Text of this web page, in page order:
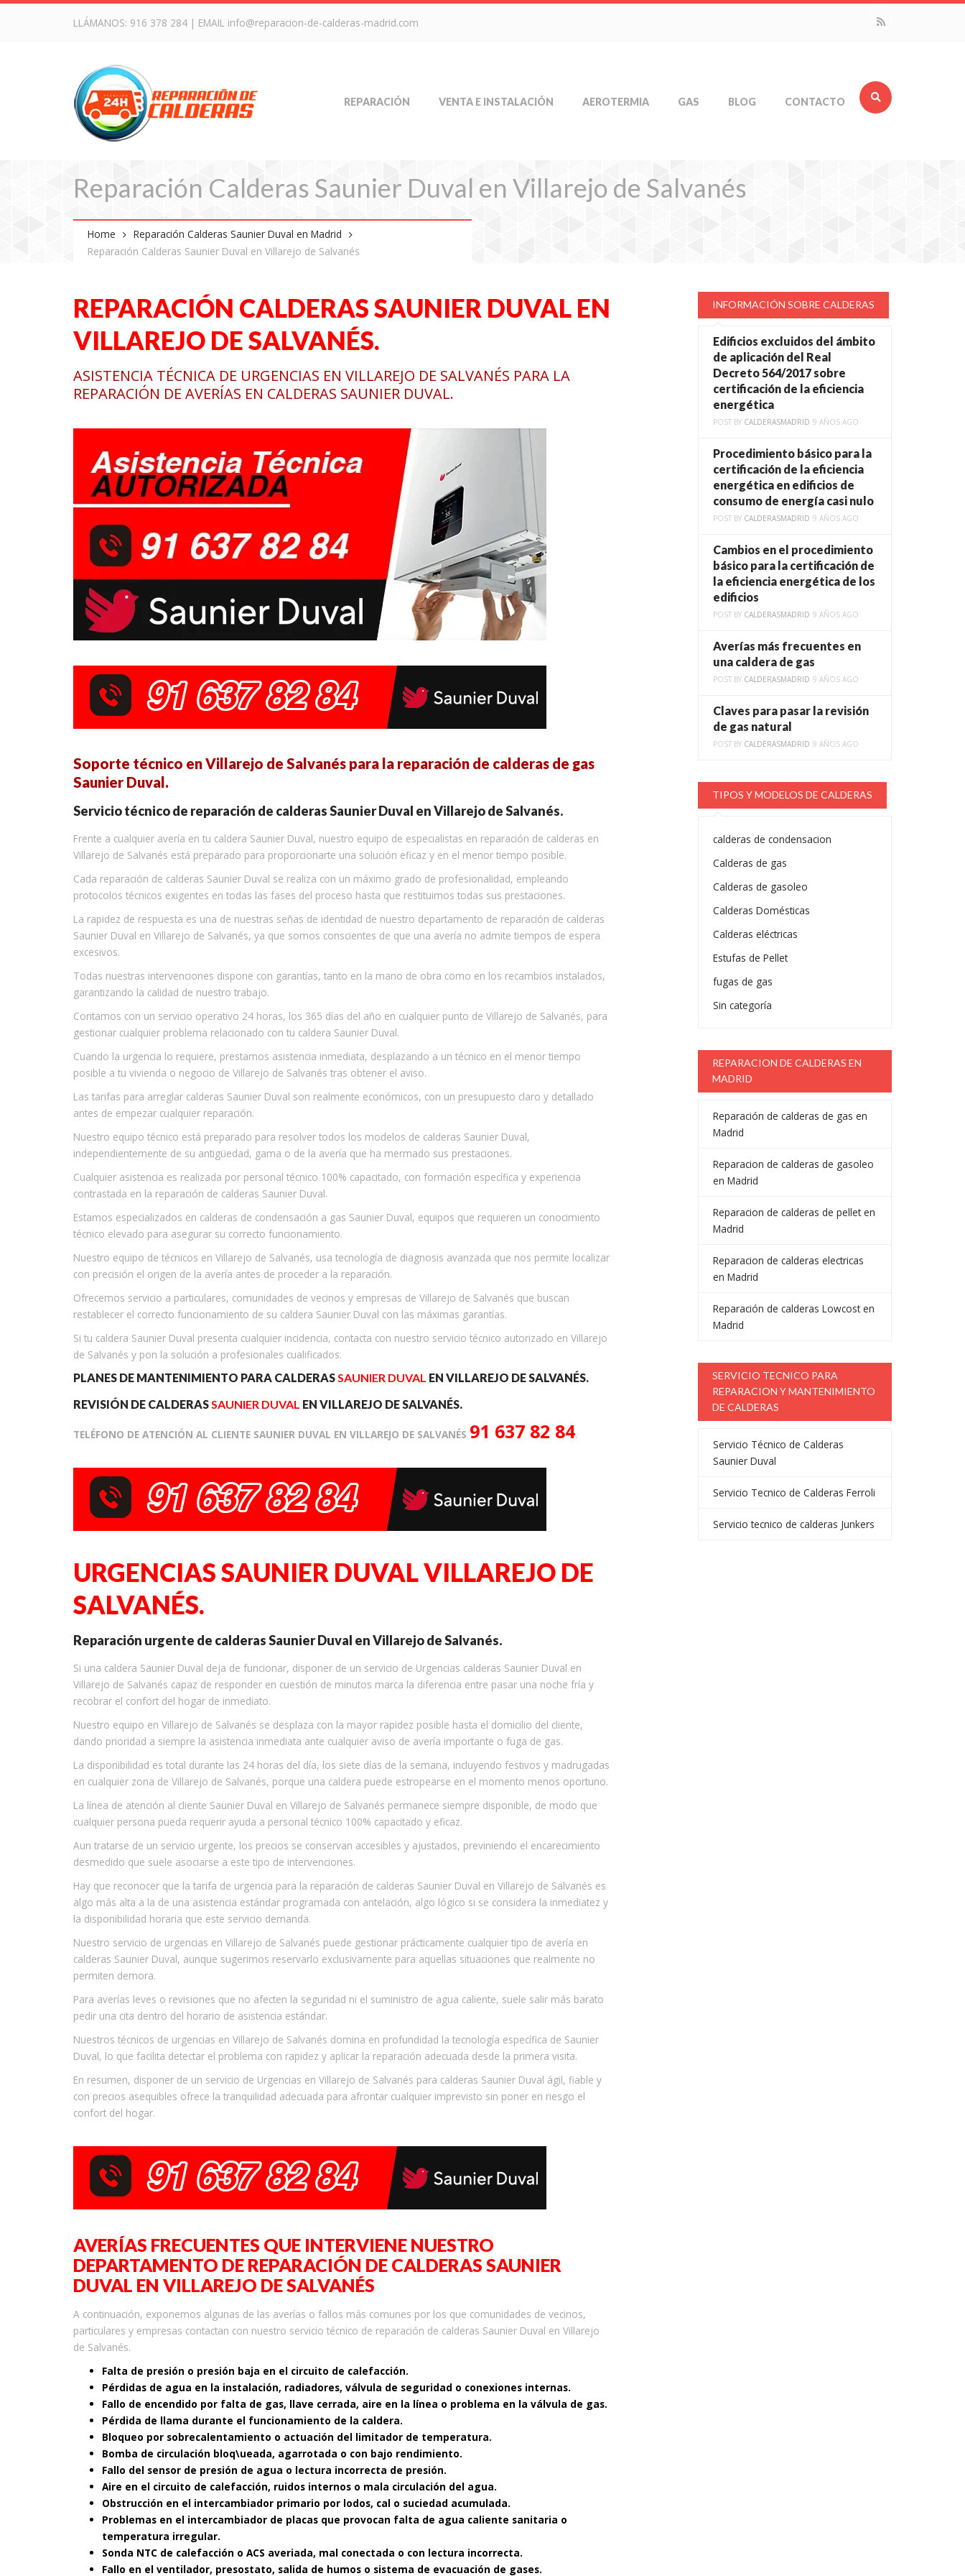
LLÁMANOS: 916 378 284 | EMAIL info@reparacion-de-calderas-madrid.com
REPARACIÓN VENTA E INSTALACIÓN AEROTERMIA GAS BLOG CONTACTO
Reparación Calderas Saunier Duval en Villarejo de Salvanés
Home
Reparación Calderas Saunier Duval en Madrid
Reparación Calderas Saunier Duval en Villarejo de Salvanés
REPARACIÓN CALDERAS SAUNIER DUVAL EN
VILLAREJO DE SALVANÉS.
ASISTENCIA TÉCNICA DE URGENCIAS EN VILLAREJO DE SALVANÉS PARA LA
REPARACIÓN DE AVERÍAS EN CALDERAS SAUNIER DUVAL.
Soporte técnico en Villarejo de Salvanés para la reparación de calderas de gas
Saunier Duval.
Servicio técnico de reparación de calderas Saunier Duval en Villarejo de Salvanés.
Frente a cualquier avería en tu caldera Saunier Duval, nuestro equipo de especialistas en reparación de calderas en
Villarejo de Salvanés está preparado para proporcionarte una solución eficaz y en el menor tiempo posible.
Cada reparación de calderas Saunier Duval se realiza con un máximo grado de profesionalidad, empleando
protocolos técnicos exigentes en todas las fases del proceso hasta que restituimos todas sus prestaciones.
La rapidez de respuesta es una de nuestras señas de identidad de nuestro departamento de reparación de calderas
Saunier Duval en Villarejo de Salvanés, ya que somos conscientes de que una avería no admite tiempos de espera
excesivos.
Todas nuestras intervenciones dispone con garantías, tanto en la mano de obra como en los recambios instalados,
garantizando la calidad de nuestro trabajo.
Contamos con un servicio operativo 24 horas, los 365 días del año en cualquier punto de Villarejo de Salvanés, para
gestionar cualquier problema relacionado con tu caldera Saunier Duval.
Cuando la urgencia lo requiere, prestamos asistencia inmediata, desplazando a un técnico en el menor tiempo
posible a tu vivienda o negocio de Villarejo de Salvanés tras obtener el aviso.
Las tarifas para arreglar calderas Saunier Duval son realmente económicos, con un presupuesto claro y detallado
antes de empezar cualquier reparación.
Nuestro equipo técnico está preparado para resolver todos los modelos de calderas Saunier Duval,
independientemente de su antigüedad, gama o de la avería que ha mermado sus prestaciones.
Cualquier asistencia es realizada por personal técnico 100% capacitado, con formación específica y experiencia
contrastada en la reparación de calderas Saunier Duval.
Estamos especializados en calderas de condensación a gas Saunier Duval, equipos que requieren un conocimiento
técnico elevado para asegurar su correcto funcionamiento.
Nuestro equipo de técnicos en Villarejo de Salvanés, usa tecnología de diagnosis avanzada que nos permite localizar
con precisión el origen de la avería antes de proceder a la reparación.
Ofrecemos servicio a particulares, comunidades de vecinos y empresas de Villarejo de Salvanés que buscan
restablecer el correcto funcionamiento de su caldera Saunier Duval con las máximas garantías.
Si tu caldera Saunier Duval presenta cualquier incidencia, contacta con nuestro servicio técnico autorizado en Villarejo
de Salvanés y pon la solución a profesionales cualificados.
PLANES DE MANTENIMIENTO PARA CALDERASSAUNIER DUVAL EN VILLAREJO DE SALVANÉS.
REVISIÓN DE CALDERASSAUNIER DUVAL EN VILLAREJO DE SALVANÉS.
TELÉFONO DE ATENCIÓN AL CLIENTE SAUNIER DUVAL EN VILLAREJO DE SALVANÉS 91 637 82 84.
URGENCIAS SAUNIER DUVAL VILLAREJO DE
SALVANÉS.
Reparación urgente de calderas Saunier Duval en Villarejo de Salvanés.
Si una caldera Saunier Duval deja de funcionar, disponer de un servicio de Urgencias calderas Saunier Duval en
Villarejo de Salvanés capaz de responder en cuestión de minutos marca la diferencia entre pasar una noche fría y
recobrar el confort del hogar de inmediato.
Nuestro equipo en Villarejo de Salvanés se desplaza con la mayor rapidez posible hasta el domicilio del cliente,
dando prioridad a siempre la asistencia inmediata ante cualquier aviso de avería importante o fuga de gas.
La disponibilidad es total durante las 24 horas del día, los siete días de la semana, incluyendo festivos y madrugadas
en cualquier zona de Villarejo de Salvanés, porque una caldera puede estropearse en el momento menos oportuno.
La línea de atención al cliente Saunier Duval en Villarejo de Salvanés permanece siempre disponible, de modo que
cualquier persona pueda requerir ayuda a personal técnico 100% capacitado y eficaz.
Aun tratarse de un servicio urgente, los precios se conservan accesibles y ajustados, previniendo el encarecimiento
desmedido que suele asociarse a este tipo de intervenciones.
Hay que reconocer que la tarifa de urgencia para la reparación de calderas Saunier Duval en Villarejo de Salvanés es
algo más alta a la de una asistencia estándar programada con antelación, algo lógico si se considera la inmediatez y
la disponibilidad horaria que este servicio demanda.
Nuestro servicio de urgencias en Villarejo de Salvanés puede gestionar prácticamente cualquier tipo de avería en
calderas Saunier Duval, aunque sugerimos reservarlo exclusivamente para aquellas situaciones que realmente no
permiten demora.
Para averías leves o revisiones que no afecten la seguridad ni el suministro de agua caliente, suele salir más barato
pedir una cita dentro del horario de asistencia estándar.
Nuestros técnicos de urgencias en Villarejo de Salvanés domina en profundidad la tecnología específica de Saunier
Duval, lo que facilita detectar el problema con rapidez y aplicar la reparación adecuada desde la primera visita.
En resumen, disponer de un servicio de Urgencias en Villarejo de Salvanés para calderas Saunier Duval ágil, fiable y
con precios asequibles ofrece la tranquilidad adecuada para afrontar cualquier imprevisto sin poner en riesgo el
confort del hogar.
AVERÍAS FRECUENTES QUE INTERVIENE NUESTRO
DEPARTAMENTO DE REPARACIÓN DE CALDERAS SAUNIER
DUVAL EN VILLAREJO DE SALVANÉS
A continuación, exponemos algunas de las averías o fallos más comunes por los que comunidades de vecinos,
particulares y empresas contactan con nuestro servicio técnico de reparación de calderas Saunier Duval en Villarejo
de Salvanés.
Falta de presión o presión baja en el circuito de calefacción.
Pérdidas de agua en la instalación, radiadores, válvula de seguridad o conexiones internas.
Fallo de encendido por falta de gas, llave cerrada, aire en la línea o problema en la válvula de gas.
Pérdida de llama durante el funcionamiento de la caldera.
Bloqueo por sobrecalentamiento o actuación del limitador de temperatura.
Bomba de circulación bloq\ueada, agarrotada o con bajo rendimiento.
Fallo del sensor de presión de agua o lectura incorrecta de presión.
Aire en el circuito de calefacción, ruidos internos o mala circulación del agua.
Obstrucción en el intercambiador primario por lodos, cal o suciedad acumulada.
Problemas en el intercambiador de placas que provocan falta de agua caliente sanitaria o
temperatura irregular.
Sonda NTC de calefacción o ACS averiada, mal conectada o con lectura incorrecta.
Fallo en el ventilador, presostato, salida de humos o sistema de evacuación de gases.
INFORMACIÓN SOBRE CALDERAS
Edificios excluidos del ámbito
de aplicación del Real
Decreto 564/2017 sobre
certificación de la eficiencia
energética
POST BY CALDERASMADRID 9 AÑOS AGO
Procedimiento básico para la
certificación de la eficiencia
energética en edificios de
consumo de energía casi nulo
POST BY CALDERASMADRID 9 AÑOS AGO
Cambios en el procedimiento
básico para la certificación de
la eficiencia energética de los
edificios
POST BY CALDERASMADRID 9 AÑOS AGO
Averías más frecuentes en
una caldera de gas
POST BY CALDERASMADRID 9 AÑOS AGO
Claves para pasar la revisión
de gas natural
POST BY CALDERASMADRID 9 AÑOS AGO
TIPOS Y MODELOS DE CALDERAS
calderas de condensacion
Calderas de gas
Calderas de gasoleo
Calderas Domésticas
Calderas eléctricas
Estufas de Pellet
fugas de gas
Sin categoría
REPARACION DE CALDERAS EN
MADRID
Reparación de calderas de gas en
Madrid
Reparacion de calderas de gasoleo
en Madrid
Reparacion de calderas de pellet en
Madrid
Reparacion de calderas electricas
en Madrid
Reparación de calderas Lowcost en
Madrid
SERVICIO TECNICO PARA
REPARACION Y MANTENIMIENTO
DE CALDERAS
Servicio Técnico de Calderas
Saunier Duval
Servicio Tecnico de Calderas Ferroli
Servicio tecnico de calderas Junkers